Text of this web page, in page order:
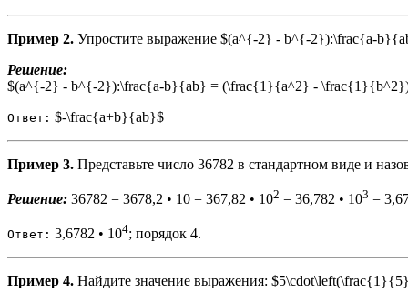
Пример 2. Упростите выражение $(a^{-2} - b^{-2}):\frac{a-
Решение:
$(a^{-2} - b^{-2}):\frac{a-b}{ab} = (\frac{1}{a^2} -
Ответ: $-\frac{a+b}{ab}$
Пример 3. Представьте число 36782 в стандартном виде и
Решение: 36782 = 3678,2 • 10 = 367,82 • 102 = 36,782 • 103 =
Ответ: 3,6782 • 104; порядок 4.
Пример 4. Найдите значение выражения: